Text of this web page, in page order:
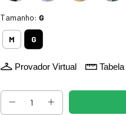
Tamanho: G
M G
Provador Virtual